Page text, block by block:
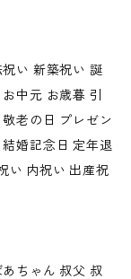
い 新築祝い 誕
中元 お歳暮 引
老の日 プレゼン
婚記念日 定年退
い 内祝い 出産祝
ちゃん 叔父 叔